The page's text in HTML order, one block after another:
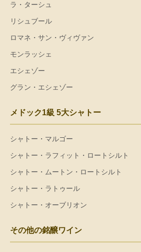
ラ・ターシュ
リシュブール
ロマネ・サン・ヴィヴァン
モンラッシェ
エシェゾー
グラン・エシェゾー
メドック1級 5大シャトー
シャトー・マルゴー
シャトー・ラフィット・ロートシルト
シャトー・ムートン・ロートシルト
シャトー・ラトゥール
シャトー・オーブリオン
その他の銘醸ワイン